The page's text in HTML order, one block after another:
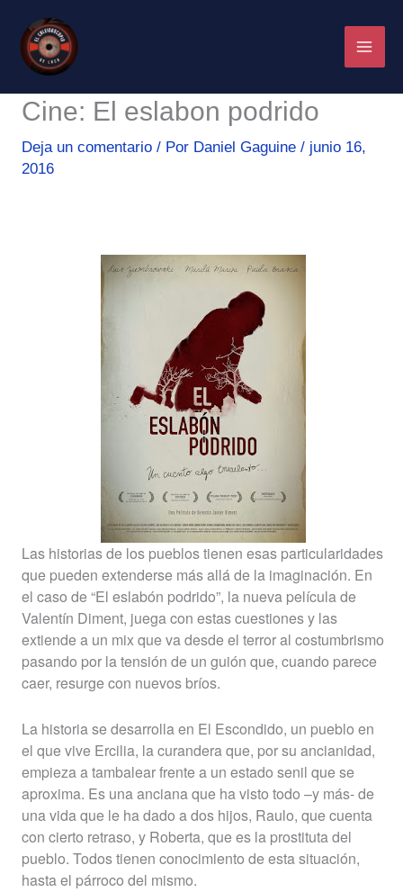
contenido
Cine: El eslabon podrido
Deja un comentario / Por Daniel Gaguine / junio 16,
2016
Las historias de los pueblos tienen esas particularidades
que pueden extenderse más allá de la imaginación. En
el caso de “El eslabón podrido”, la nueva película de
Valentín Diment, juega con estas cuestiones y las
extiende a un mix que va desde el terror al costumbrismo
pasando por la tensión de un guión que, cuando parece
caer, resurge con nuevos bríos.
La historia se desarrolla en El Escondido, un pueblo en
el que vive Ercilia, la curandera que, por su ancianidad,
empieza a tambalear frente a un estado senil que se
aproxima. Es una anciana que ha visto todo –y más- de
una vida que le ha dado a dos hijos, Raulo, que cuenta
con cierto retraso, y Roberta, que es la prostituta del
pueblo. Todos tienen conocimiento de esta situación,
hasta el párroco del mismo.